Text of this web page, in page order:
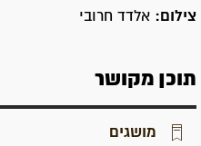
צילום: אלדד חרובי
תוכן מקושר
מושגים